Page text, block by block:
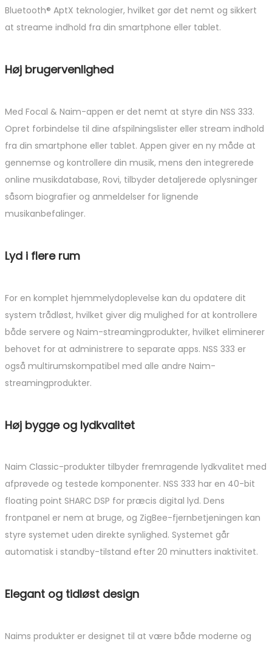
Bluetooth® AptX teknologier, hvilket gør det nemt og sikkert
at streame indhold fra din smartphone eller tablet.
Høj brugervenlighed
Med Focal & Naim-appen er det nemt at styre din NSS 333.
Opret forbindelse til dine afspilningslister eller stream indhold
fra din smartphone eller tablet. Appen giver en ny måde at
gennemse og kontrollere din musik, mens den integrerede
online musikdatabase, Rovi, tilbyder detaljerede oplysninger
såsom biografier og anmeldelser for lignende
musikanbefalinger.
Lyd i flere rum
For en komplet hjemmelydoplevelse kan du opdatere dit
system trådløst, hvilket giver dig mulighed for at kontrollere
både servere og Naim-streamingprodukter, hvilket eliminerer
behovet for at administrere to separate apps. NSS 333 er
også multirumskompatibel med alle andre Naim-
streamingprodukter.
Høj bygge og lydkvalitet
Naim Classic-produkter tilbyder fremragende lydkvalitet med
afprøvede og testede komponenter. NSS 333 har en 40-bit
floating point SHARC DSP for præcis digital lyd. Dens
frontpanel er nem at bruge, og ZigBee-fjernbetjeningen kan
styre systemet uden direkte synlighed. Systemet går
automatisk i standby-tilstand efter 20 minutters inaktivitet.
Elegant og tidløst design
Naims produkter er designet til at være både moderne og